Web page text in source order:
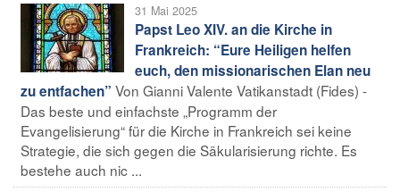
31 Mai 2025
Papst Leo XIV. an die Kirche in
Frankreich: “Eure Heiligen helfen
euch, den missionarischen Elan neu
zu entfachen” Von Gianni Valente Vatikanstadt (Fides) -
Das beste und einfachste „Programm der
Evangelisierung“ für die Kirche in Frankreich sei keine
Strategie, die sich gegen die Säkularisierung richte. Es
bestehe auch nic ...